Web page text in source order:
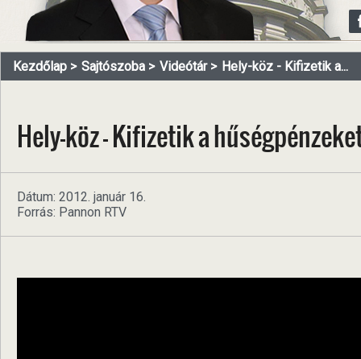
Kezdőlap Sajtószoba Videótár Hely-köz - Kifizetik a...
Hely-köz - Kifizetik a
Dátum: 2012. január 16.
Forrás: Pannon RTV